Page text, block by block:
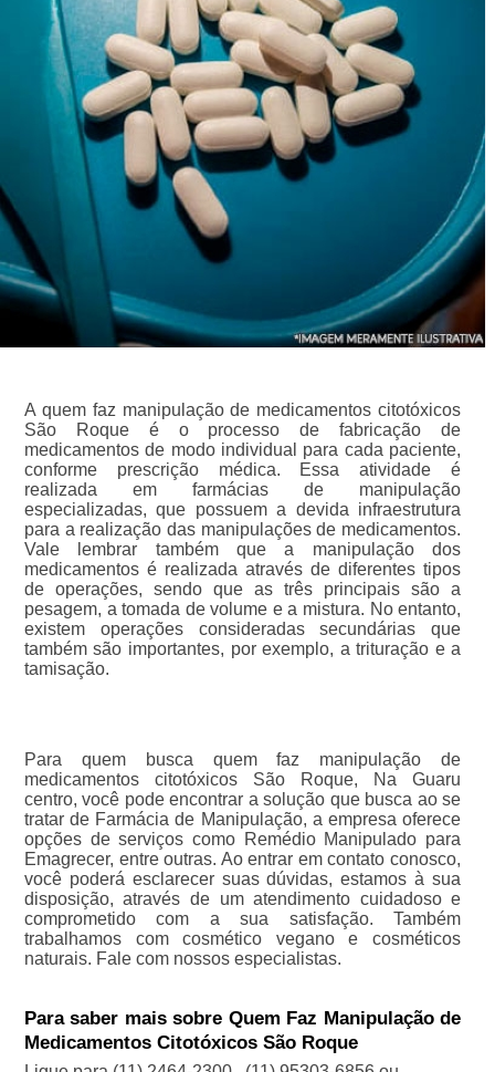
A quem faz manipulação de medicamentos citotóxicos
São Roque é o processo de fabricação de
medicamentos de modo individual para cada paciente,
conforme prescrição médica. Essa atividade é
realizada em farmácias de manipulação
especializadas, que possuem a devida infraestrutura
para a realização das manipulações de medicamentos.
Vale lembrar também que a manipulação dos
medicamentos é realizada através de diferentes tipos
de operações, sendo que as três principais são a
pesagem, a tomada de volume e a mistura. No entanto,
existem operações consideradas secundárias que
também são importantes, por exemplo, a trituração e a
tamisação.
Para quem busca quem faz manipulação de
medicamentos citotóxicos São Roque, Na Guaru
centro, você pode encontrar a solução que busca ao se
tratar de Farmácia de Manipulação, a empresa oferece
opções de serviços como Remédio Manipulado para
Emagrecer, entre outras. Ao entrar em contato conosco,
você poderá esclarecer suas dúvidas, estamos à sua
disposição, através de um atendimento cuidadoso e
comprometido com a sua satisfação. Também
trabalhamos com cosmético vegano e cosméticos
naturais. Fale com nossos especialistas.
Para saber mais sobre Quem Faz Manipulação de
Medicamentos Citotóxicos São Roque